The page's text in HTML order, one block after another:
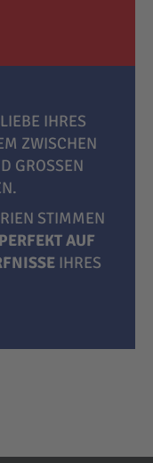
IHRES
ZWISCHEN
P
STIMMEN
AUF
IHRES